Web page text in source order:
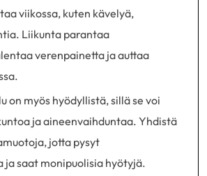
viikossa, kuten kävelyä,
Liikunta parantaa
verenpainetta ja auttaa
on myös hyödyllistä, sillä se voi
ja aineenvaihduntaa. Yhdistä
jotta pysyt
ja saat monipuolisia hyötyjä.